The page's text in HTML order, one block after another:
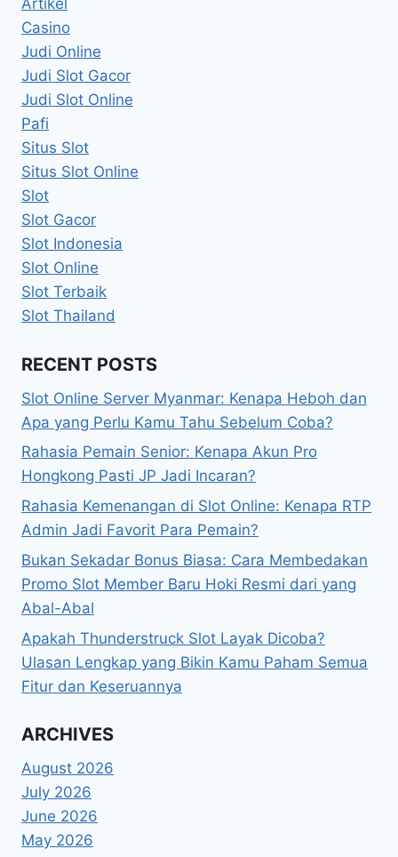
Artikel
Casino
Judi Online
Judi Slot Gacor
Judi Slot Online
Pafi
Situs Slot
Situs Slot Online
Slot
Slot Gacor
Slot Indonesia
Slot Online
Slot Terbaik
Slot Thailand
RECENT POSTS
Slot Online Server Myanmar: Kenapa Heboh dan
Apa yang Perlu Kamu Tahu Sebelum Coba?
Rahasia Pemain Senior: Kenapa Akun Pro
Hongkong Pasti JP Jadi Incaran?
Rahasia Kemenangan di Slot Online: Kenapa RTP
Admin Jadi Favorit Para Pemain?
Bukan Sekadar Bonus Biasa: Cara Membedakan
Promo Slot Member Baru Hoki Resmi dari yang
Abal-Abal
Apakah Thunderstruck Slot Layak Dicoba?
Ulasan Lengkap yang Bikin Kamu Paham Semua
Fitur dan Keseruannya
ARCHIVES
August 2026
July 2026
June 2026
May 2026